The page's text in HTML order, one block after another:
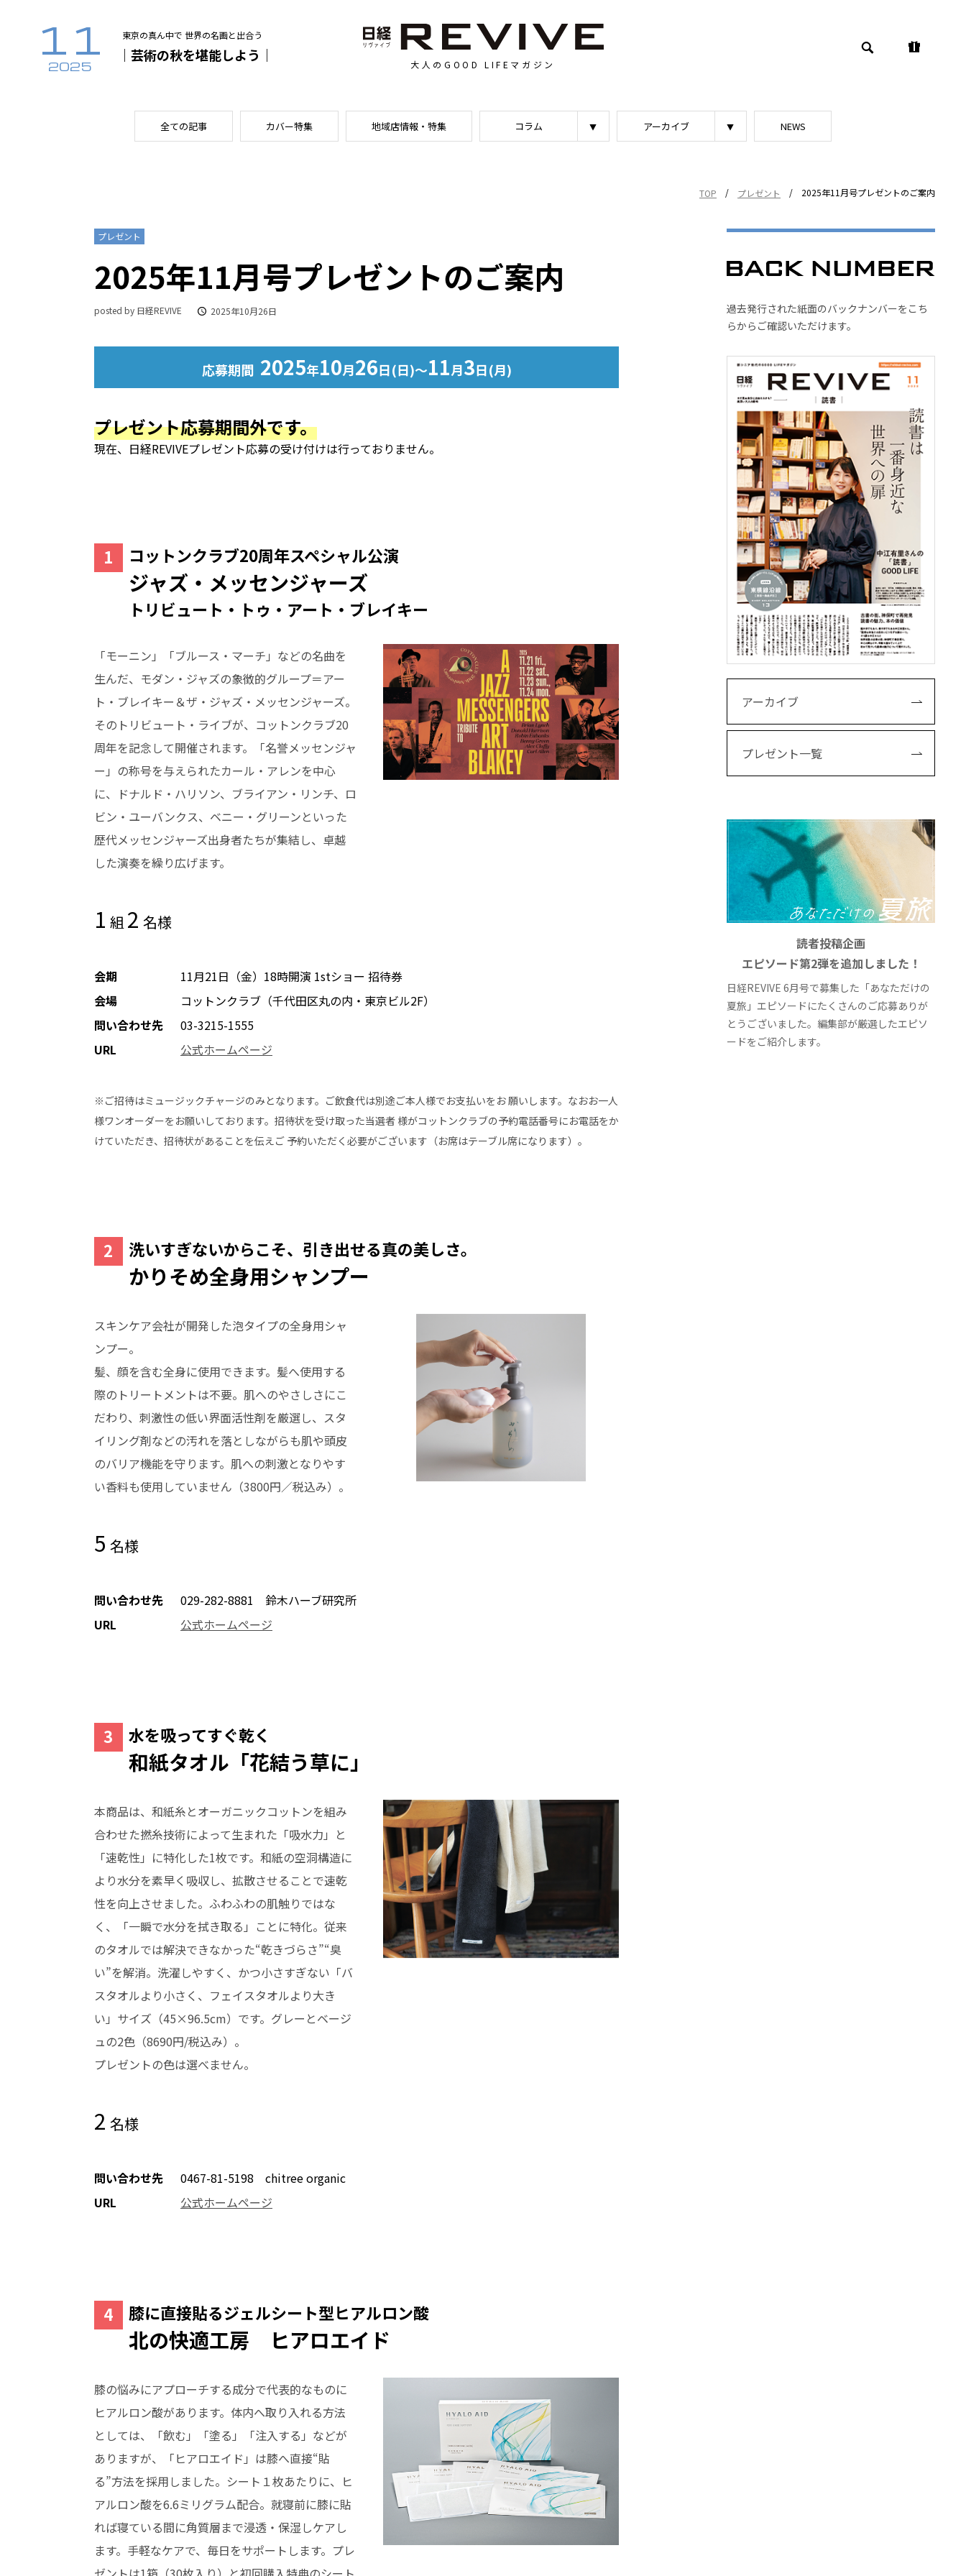
11
2025
東京の真ん中で 世界の名画と出合う
｜芸術の秋を堪能しよう｜
大人のGOOD LIFEマガジン
全ての記事 カバー特集 地域店情報・特集 コラム アーカイブ NEWS
TOP / プレゼント / 2025年11月号プレゼントのご案内
プレゼント
2025年11月号プレゼントのご案内
posted by 日経REVIVE 2025年10月26日
応募期間 2025年10月26日(日)～11月3日(月)
プレゼント応募期間外です。
現在、日経REVIVEプレゼント応募の受け付けは行っておりません。
コットンクラブ20周年スペシャル公演
ジャズ・メッセンジャーズ
トリビュート・トゥ・アート・ブレイキー
「モーニン」「ブルース・マーチ」などの名曲を
生んだ、モダン・ジャズの象徴的グループ＝アー
ト・ブレイキー＆ザ・ジャズ・メッセンジャーズ。
そのトリビュート・ライブが、コットンクラブ20
周年を記念して開催されます。「名誉メッセンジャ
ー」の称号を与えられたカール・アレンを中心
に、ドナルド・ハリソン、ブライアン・リンチ、ロ
ビン・ユーバンクス、ベニー・グリーンといった
歴代メッセンジャーズ出身者たちが集結し、卓越
した演奏を繰り広げます。
1 組 2 名様
会期
11月21日（金）18時開演 1stショー 招待券
会場
コットンクラブ（千代田区丸の内・東京ビル2F）
問い合わせ先
03-3215-1555
URL
公式ホームページ
※ご招待はミュージックチャージのみとなります。ご飲食代は別途ご本人様でお支払いをお 願いします。なおお一人
様ワンオーダーをお願いしております。招待状を受け取った当選者 様がコットンクラブの予約電話番号にお電話をか
けていただき、招待状があることを伝えご 予約いただく必要がございます（お席はテーブル席になります）。
洗いすぎないからこそ、引き出せる真の美しさ。
かりそめ全身用シャンプー
スキンケア会社が開発した泡タイプの全身用シャ
ンプー。
髪、顔を含む全身に使用できます。髪へ使用する
際のトリートメントは不要。肌へのやさしさにこ
だわり、刺激性の低い界面活性剤を厳選し、スタ
イリング剤などの汚れを落としながらも肌や頭皮
のバリア機能を守ります。肌への刺激となりやす
い香料も使用していません（3800円／税込み）。
5 名様
問い合わせ先
029-282-8881 鈴木ハーブ研究所
URL
公式ホームページ
水を吸ってすぐ乾く
和紙タオル「花結う草に」
本商品は、和紙糸とオーガニックコットンを組み
合わせた撚糸技術によって生まれた「吸水力」と
「速乾性」に特化した1枚です。和紙の空洞構造に
より水分を素早く吸収し、拡散させることで速乾
性を向上させました。ふわふわの肌触りではな
く、「一瞬で水分を拭き取る」ことに特化。従来
のタオルでは解決できなかった“乾きづらさ”“臭
い”を解消。洗濯しやすく、かつ小さすぎない「バ
スタオルより小さく、フェイスタオルより大き
い」サイズ（45×96.5cm）です。グレーとベージ
ュの2色（8690円/税込み）。
プレゼントの色は選べません。
2 名様
問い合わせ先
0467-81-5198 chitree organic
URL
公式ホームページ
膝に直接貼るジェルシート型ヒアルロン酸
北の快適工房 ヒアロエイド
膝の悩みにアプローチする成分で代表的なものに
ヒアルロン酸があります。体内へ取り入れる方法
としては、「飲む」「塗る」「注入する」などが
ありますが、「ヒアロエイド」は膝へ直接“貼
る”方法を採用しました。シート１枚あたりに、ヒ
アルロン酸を6.6ミリグラム配合。就寝前に膝に貼
れば寝ている間に角質層まで浸透・保湿しケアし
ます。手軽なケアで、毎日をサポートします。プレ
過去発行された紙面のバックナンバーをこち
らからご確認いただけます。
アーカイブ
プレゼント一覧
読者投稿企画
エピソード第2弾を追加しました！
日経REVIVE 6月号で募集した「あなただけの
夏旅」エピソードにたくさんのご応募ありが
とうございました。編集部が厳選したエピソ
ードをご紹介します。